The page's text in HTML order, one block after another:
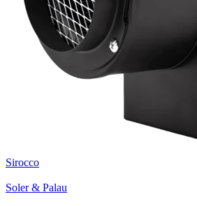
Sirocco
Soler & Palau